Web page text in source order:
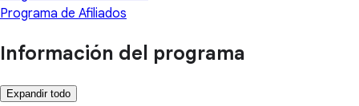
Programa de Afiliados
Información del programa
Expandir todo